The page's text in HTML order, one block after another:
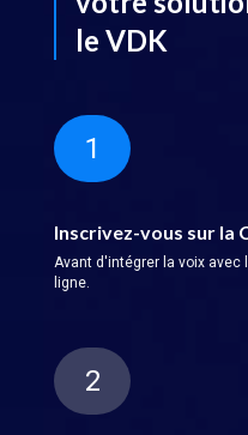
le VDK
1
Inscrivez-vous sur la
Avant d'intégrer la voix avec
ligne.
2